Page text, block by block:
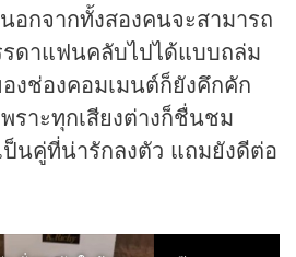
กจากทั้งสองคนจะสามารถ
ดาแฟนคลับไปได้แบบถล่ม
งช่องคอมเมนต์ก็ยังคึกคัก
ราะทุกเสียงต่างก็ชื่นชม
ป็นคู่ที่น่ารักลงตัว แถมยังดีต่อ